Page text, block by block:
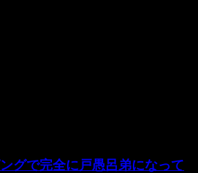
グで完全に戸愚呂弟になって